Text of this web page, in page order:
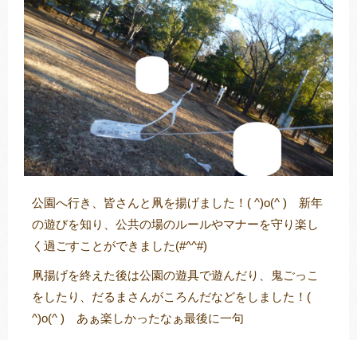
公園へ行き、皆さんと凧を揚げました！( ^)o(^ ) 新年
の遊びを知り、公共の場のルールやマナーを守り楽し
く過ごすことができました(#^^#)
凧揚げを終えた後は公園の遊具で遊んだり、鬼ごっこ
をしたり、だるまさんがころんだなどをしました！(
^)o(^ ) あぁ楽しかったなぁ最後に一句